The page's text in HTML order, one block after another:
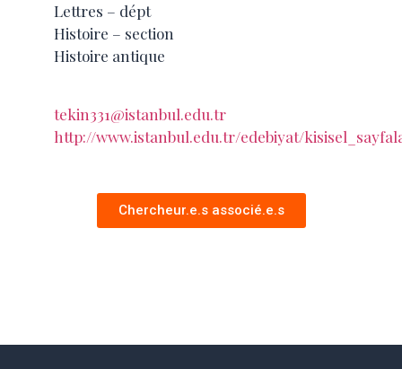
Lettres – dépt
Histoire – section
Histoire antique
tekin331@istanbul.edu.tr
http://www.istanbul.edu.tr/edebiyat/
Chercheur.e.s associé.e.s